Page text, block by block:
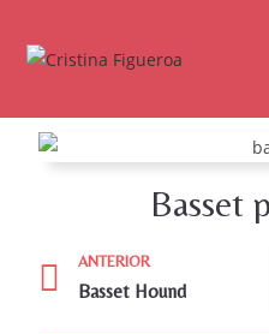
Basset
ANTERIOR
Basset Hound